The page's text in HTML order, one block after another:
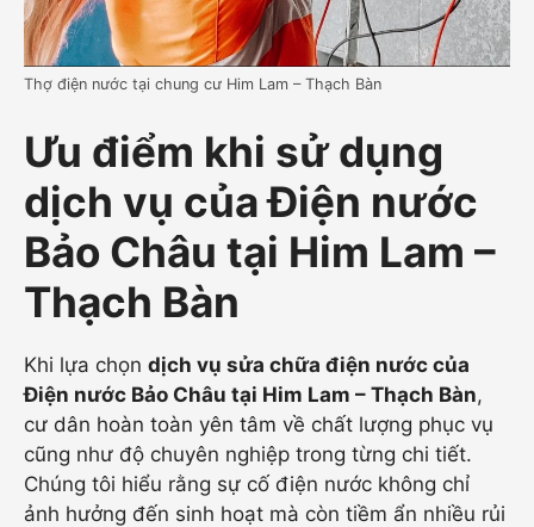
Thợ điện nước tại chung cư Him Lam – Thạch Bàn
Ưu điểm khi sử dụng
dịch vụ của Điện nước
Bảo Châu tại Him Lam –
Thạch Bàn
Khi lựa chọn dịch vụ sửa chữa điện nước của
Điện nước Bảo Châu tại Him Lam – Thạch Bàn,
cư dân hoàn toàn yên tâm về chất lượng phục vụ
cũng như độ chuyên nghiệp trong từng chi tiết.
Chúng tôi hiểu rằng sự cố điện nước không chỉ
ảnh hưởng đến sinh hoạt mà còn tiềm ẩn nhiều rủi